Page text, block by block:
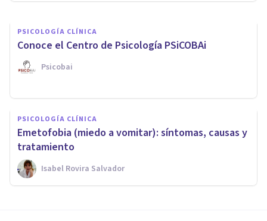
PSICOLOGÍA CLÍNICA
Conoce el Centro de Psicología PSiCOBAi
Psicobai
PSICOLOGÍA CLÍNICA
Emetofobia (miedo a vomitar): síntomas, causas y
tratamiento
Isabel Rovira Salvador